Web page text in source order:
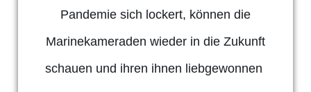
Pandemie sich lockert, können die
Marinekameraden wieder in die Zukunft
schauen und ihren ihnen liebgewonnen